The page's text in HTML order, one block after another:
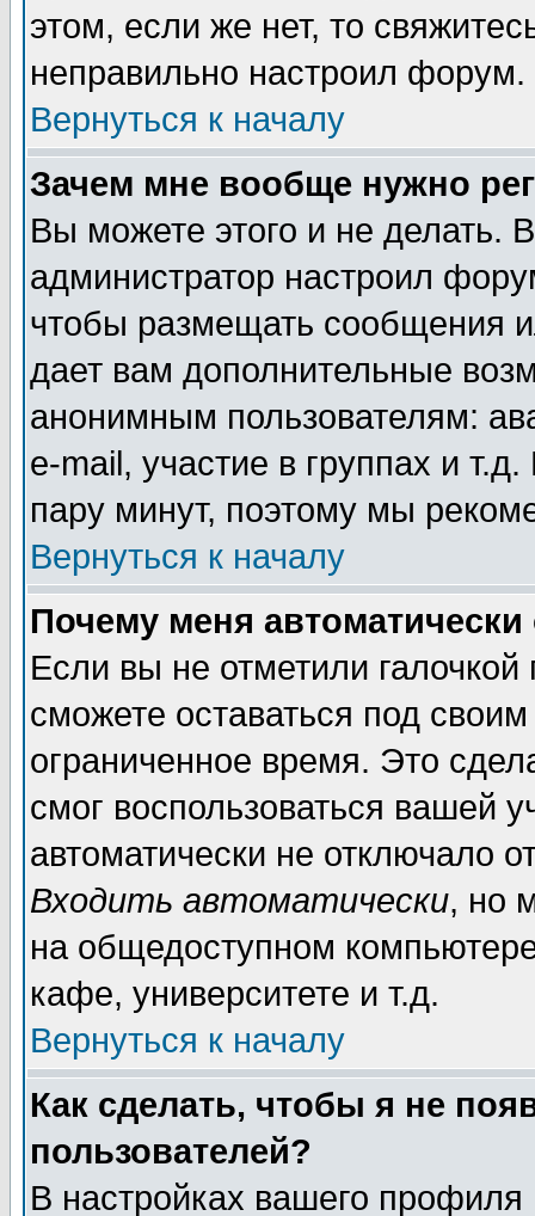
этом, если же нет, то
неправильно настроил форум.
Вернуться к началу
Зачем мне вообще нужно
Вы можете этого и не делать.
администратор настроил
чтобы размещать сообщения
дает вам дополнительные
анонимным пользователям:
e-mail, участие в группах и
пару минут, поэтому мы
Вернуться к началу
Почему меня автоматически
Если вы не отметили галочкой
сможете оставаться под
ограниченное время. Это
смог воспользоваться вашей
автоматически не отключало
Входить автоматически, но
на общедоступном
кафе, университете и т.д.
Вернуться к началу
Как сделать, чтобы я не
пользователей?
В настройках вашего